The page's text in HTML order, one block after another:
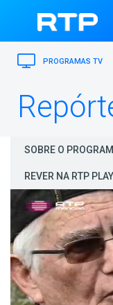
PROGRAMAS TV
SOBRE O
REVER NA RTP PLAY